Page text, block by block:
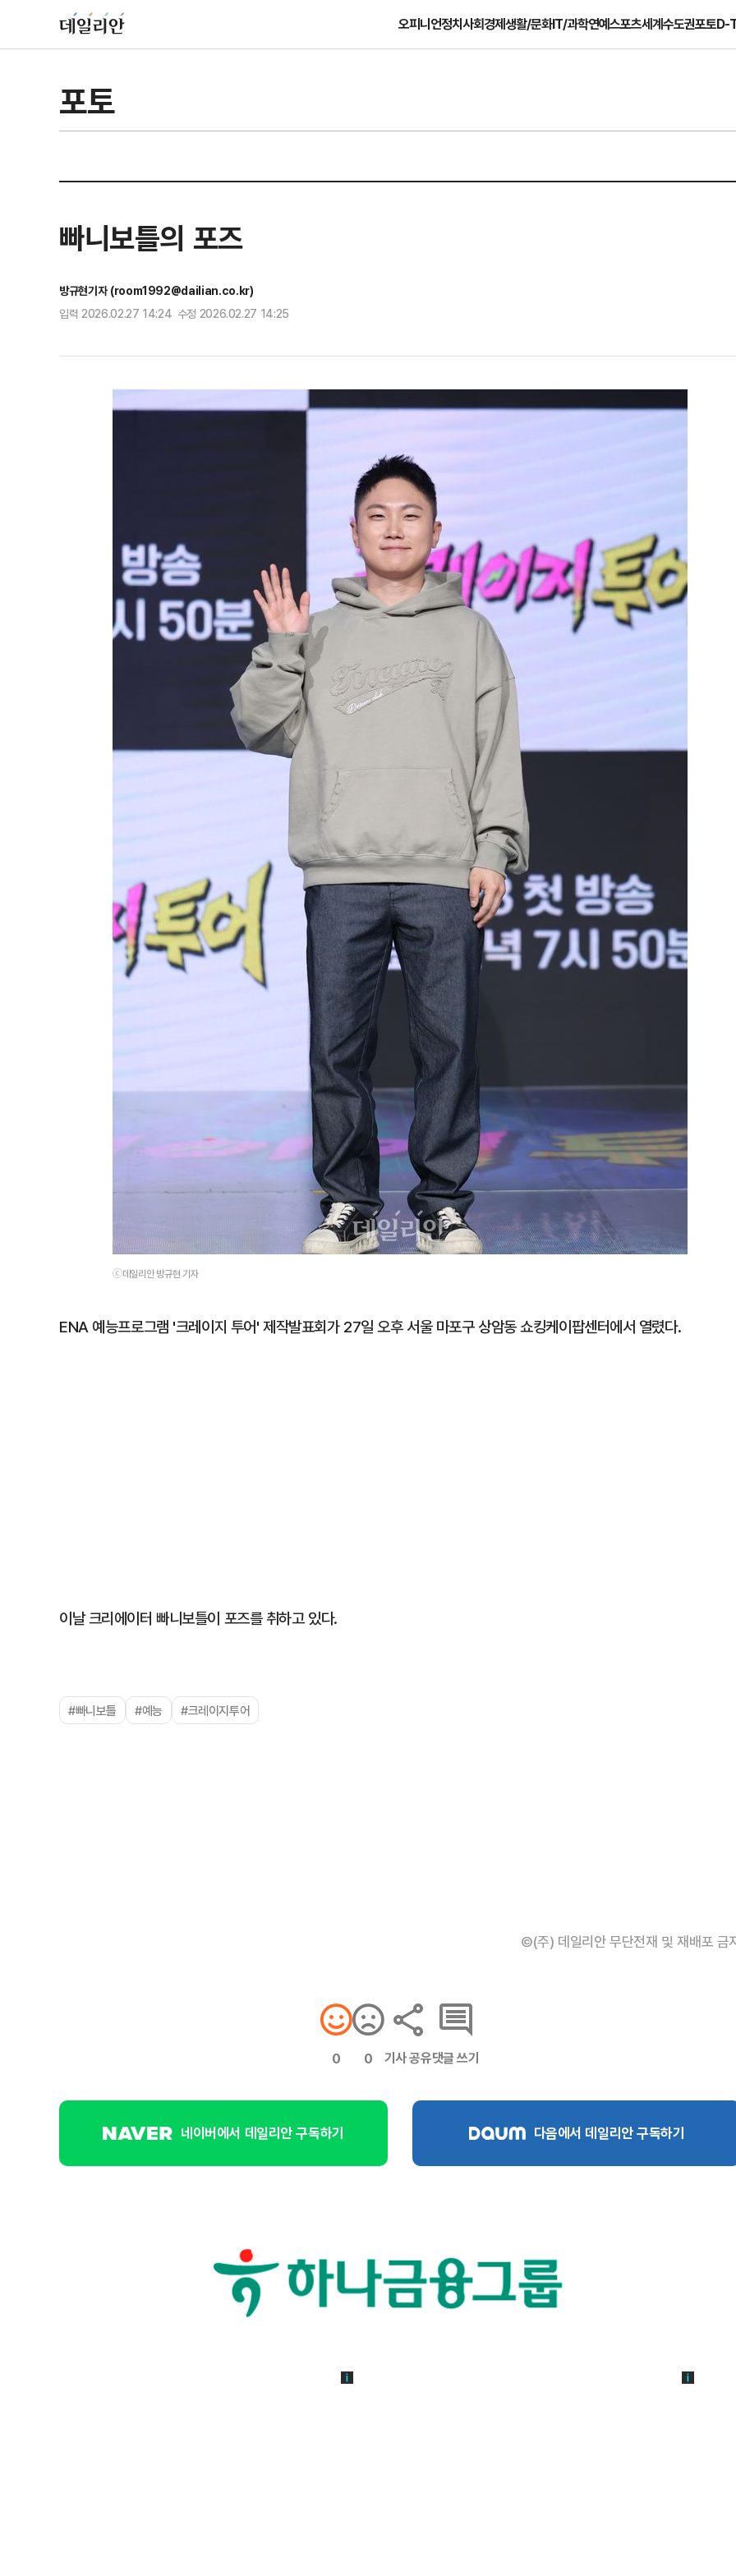
오피니언정치사회경제생활/문화IT/과학연예스포츠세계수도권포토D-
포토
빠니보틀의 포즈
방규현기자 (room1992@dailian.co.kr)
입력 2026.02.27 14:24 수정 2026.02.27 14:25
ⓒ데일리안 방규현 기자
ENA 예능프로그램 '크레이지 투어' 제작발표회가 27일 오후 서울 마포구 상암동 쇼킹케이팝센터에서 열렸다.
이날 크리에이터 빠니보틀이 포즈를 취하고 있다.
#빠니보틀 #예능 #크레이지투어
©(주) 데일리안 무단전재 및 재배포 금
0 0 기사 공유댓글 쓰기
네이버에서 데일리안 구독하기 다음에서 데일리안 구독하기